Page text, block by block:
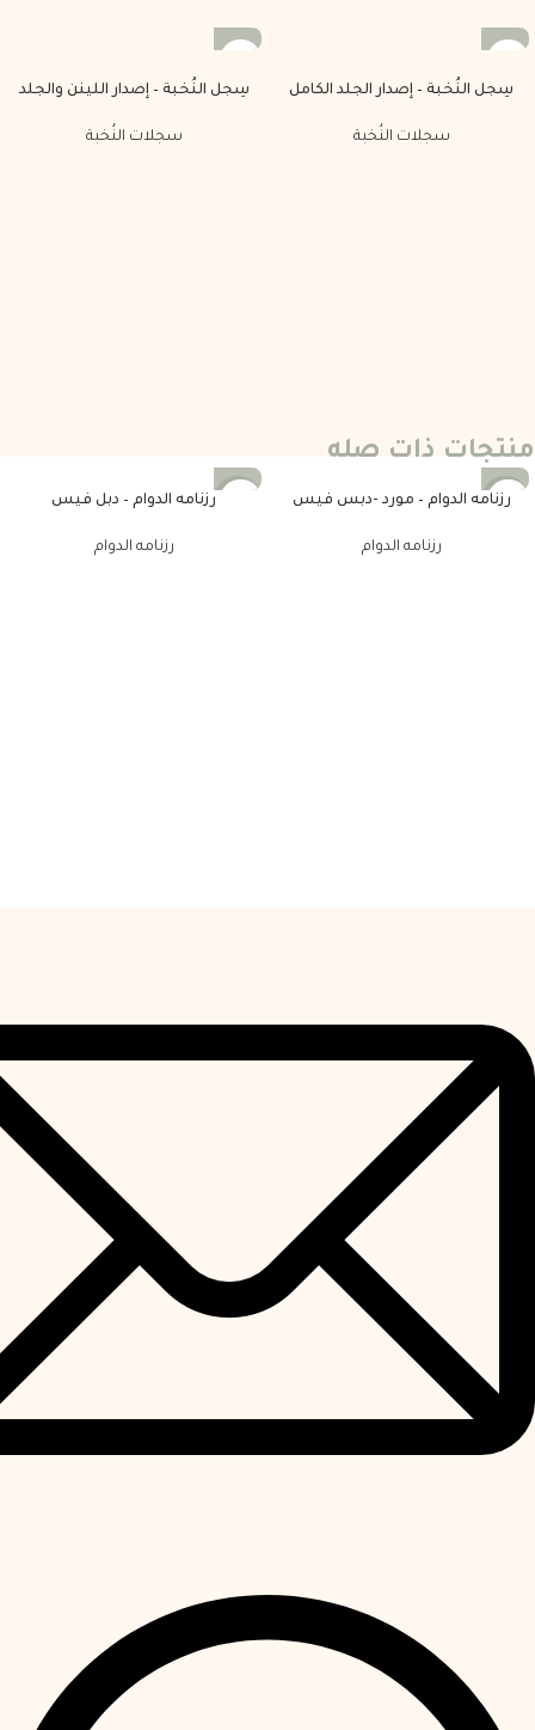
سِجل النُخبة – إصدار الجلد الكامل
سجلات النُخبة
سِجل النُخبة – إصدار اللينن والجلد
سجلات النُخبة
منتجات ذات صله
-25%
رزنامه الدوام – مورد -دبس فيس
رزنامه الدوام
رزنامه الدوام – دبل فيس
رزنامه الدوام